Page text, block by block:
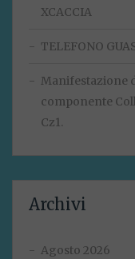
XCACCIA
TELEFONO
Manifestazione
componente
Cz1.
Archivi
Agosto 2026